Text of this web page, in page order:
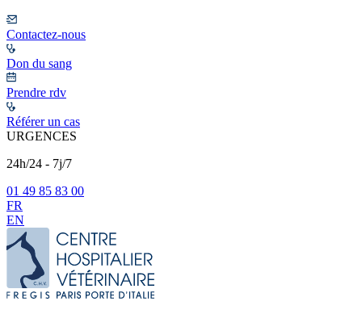
Contactez-nous
Don du sang
Prendre rdv
Référer un cas
URGENCES
24h/24 - 7j/7
01 49 85 83 00
FR
EN